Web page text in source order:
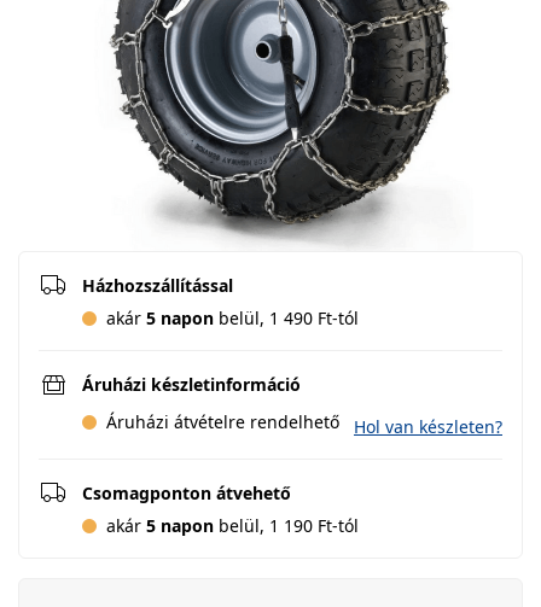
Házhozszállítással
akár 5 napon belül, 1 490 Ft-tól
Áruházi készletinformáció
Áruházi átvételre rendelhető
Hol van készleten?
Csomagponton átvehető
akár 5 napon belül, 1 190 Ft-tól